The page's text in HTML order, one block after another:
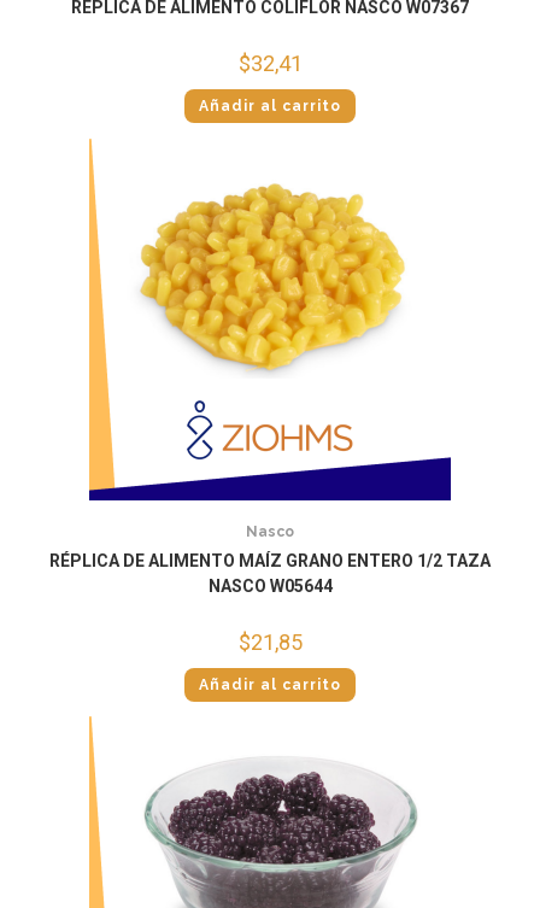
RÉPLICA DE ALIMENTO COLIFLOR NASCO W07367
$32,41
Añadir al carrito
Nasco
RÉPLICA DE ALIMENTO MAÍZ GRANO ENTERO 1/2 TAZA
NASCO W05644
$21,85
Añadir al carrito